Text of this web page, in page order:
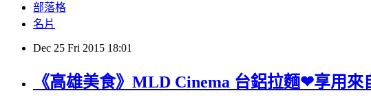
部落格
名片
Dec 25 Fri 2015 18:01
《高雄美食》MLD Cinema 台鋁拉麵❤享用